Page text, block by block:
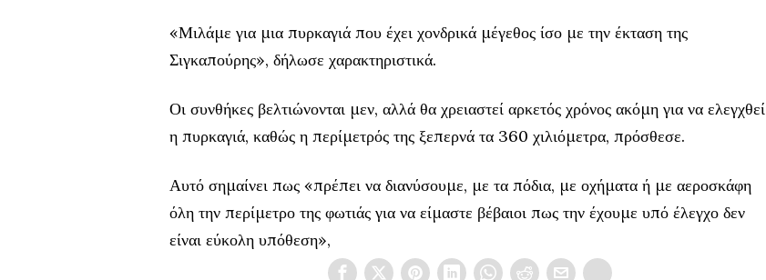
«Μιλάμε για μια πυρκαγιά που έχει χονδρικά μέγεθος ίσο με την έκταση της
Σιγκαπούρης», δήλωσε χαρακτηριστικά.
Οι συνθήκες βελτιώνονται μεν, αλλά θα χρειαστεί αρκετός χρόνος ακόμη για να ελεγχθεί
η πυρκαγιά, καθώς η περίμετρός της ξεπερνά τα 360 χιλιόμετρα, πρόσθεσε.
Αυτό σημαίνει πως «πρέπει να διανύσουμε, με τα πόδια, με οχήματα ή με αεροσκάφη
όλη την περίμετρο της φωτιάς για να είμαστε βέβαιοι πως την έχουμε υπό έλεγχο δεν
είναι εύκολη υπόθεση»,